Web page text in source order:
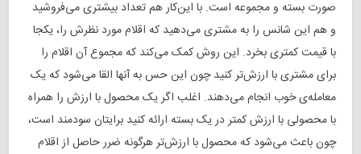
صورت بسته و مجموعه است. با این‌کار هم تعداد بیشتری می‌فروشید
و هم این شانس را به مشتری می‌دهید که اقلام مورد نظرش را، یکجا
با قیمت کمتری بخرد. این روش کمک می‌کند که مجموع آن اقلام را
برای مشتری با ارزش‌تر کنید چون این حس به آنها القا می‌شود که یک
معامله‌ی خوب انجام می‌دهند. اغلب اگر یک محصول با ارزش را همراه
با محصولی با ارزش‌ کمتر در یک بسته ارائه کنید برایتان سودمند است،
چون باعث می‌شود که محصول با ارزش‌تر هرگونه ضرر حاصل از اقلام